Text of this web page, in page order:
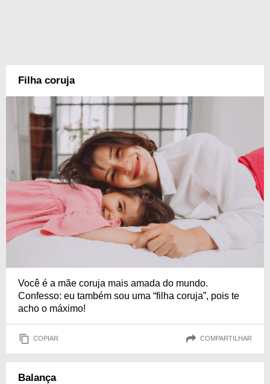
Filha coruja
Você é a mãe coruja mais amada do mundo.
Confesso: eu também sou uma “filha coruja”, pois te
acho o máximo!
COPIAR COMPARTILHAR
Balança